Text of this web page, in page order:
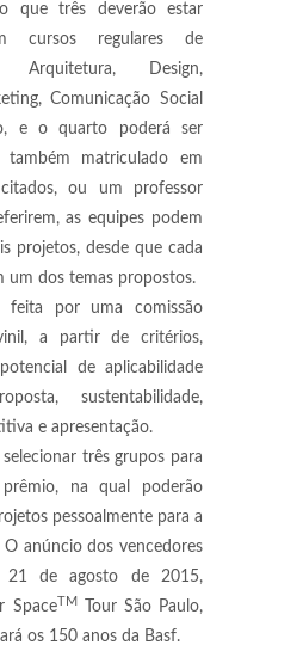
que três deverão estar
cursos regulares de
Arquitetura, Design,
Comunicação Social
e o quarto poderá ser
também matriculado em
ou um professor
as equipes podem
projetos, desde que cada
um dos temas propostos.
feita por uma comissão
a partir de critérios,
de aplicabilidade
sustentabilidade,
e apresentação.
selecionar três grupos para
na qual poderão
pessoalmente para a
O anúncio dos vencedores
21 de agosto de 2015,
SpaceTMTour São Paulo,
os 150 anos da Basf.